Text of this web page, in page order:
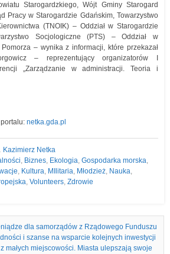
Starogardzkiego, Wójt Gminy Starogard
Pracy w Starogardzie Gdańskim, Towarzystwo
(TNOIK) – Oddział w Starogardzie
Socjologiczne (PTS) – Oddział w
– wynika z informacji, które przekazał
– reprezentujący organizatorów I
„Zarządzanie w administracji. Teoria i
netka.gda.pl
Kazimierz Netka
, Biznes, Ekologia, Gospodarka morska,
, Kultura, MIlitaria, Młodzież, Nauka,
, Volunteers, Zdrowie
dla samorządów z Rządowego Funduszu
i szanse na wsparcie kolejnych inwestycji
małych miejscowości. Miasta ulepszają swoje